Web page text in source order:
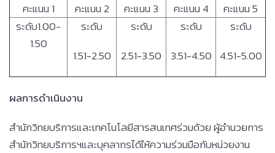
คะแนน 1
คะแนน 2 คะแนน 3 คะแนน 4
คะแนน 5
ระดับ1.00-
1.50
ระดับ
1.51-2.50
ระดับ
2.51-3.50
ระดับ
3.51-4.50
ระดับ
4.51-5.00
ผลการดำเนินงาน
สำนักวิทยบริการและเทคโนโลยีสารสนเทศร่วมด้วย ผู้อำนวยการ
สำนักวิทยบริการฯและบุคลากรได้ให้ความร่วมมือกับหน่วยงาน